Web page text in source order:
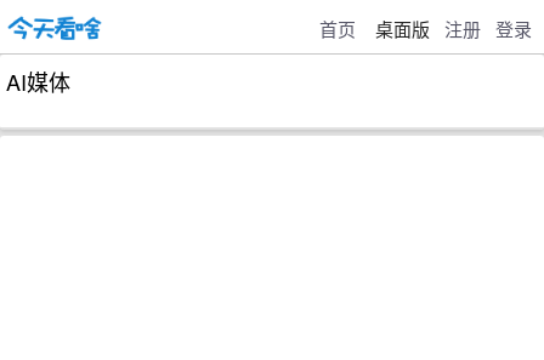
首页 桌面版 注册 登录
AI媒体